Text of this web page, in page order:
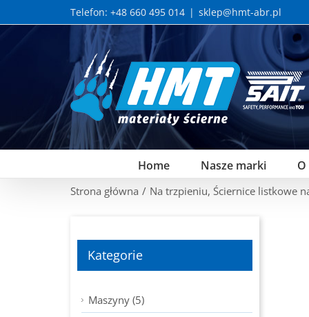
to
Telefon: +48 660 495 014 | sklep@hmt-abr.pl
Home Nasze marki
Strona główna / Na trzpieniu, Ściernice listkowe
Kategorie
Maszyny (5)